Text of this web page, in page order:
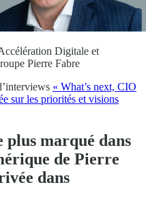
Digitale et
Pierre Fabre
« What’s next, CIO
sur les priorités et visions
plus marqué dans
de Pierre
dans